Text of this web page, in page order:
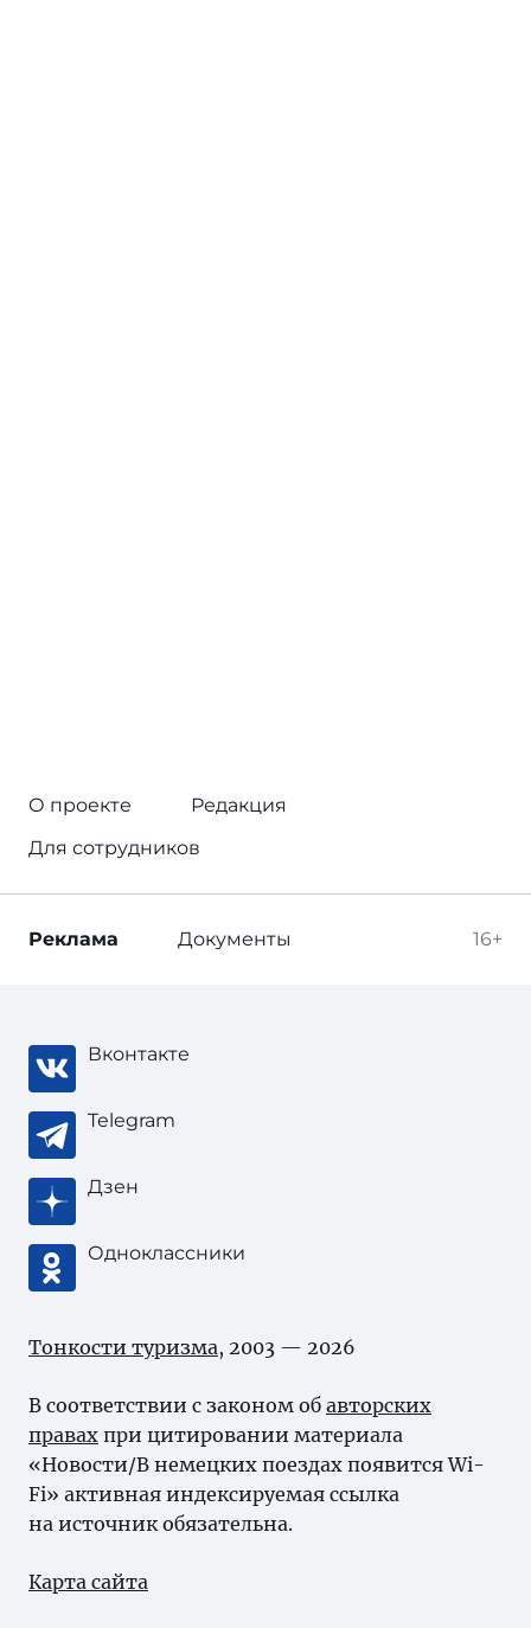
О проекте
Редакция
Для сотрудников
16+
Реклама Документы
Вконтакте
Telegram
Дзен
Одноклассники
Тонкости туризма, 2003 — 2026
В соответствии с законом об авторских
правах при цитировании материала
«Новости/В немецких поездах появится Wi-
Fi» активная индексируемая ссылка
на источник обязательна.
Карта сайта